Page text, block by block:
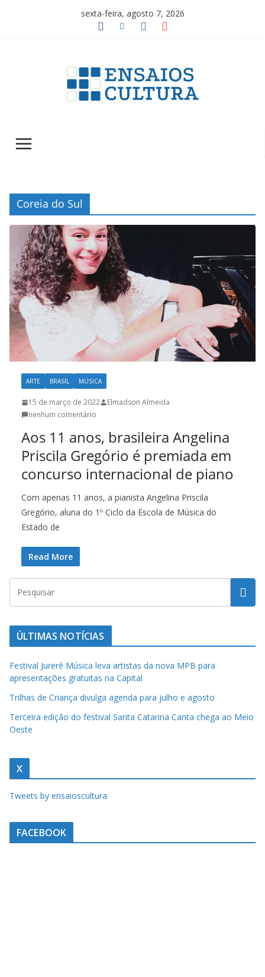
sexta-feira, agosto 7, 2026
a
d
a
c
u
l
t
u
c
a
t
a
n
e
s
e
u
l
i
q
e
Coreia do Sul
ARTE BRASIL MÚSICA
15 de março de 2022
Elmadson Almeida
nenhum comentário
Aos 11 anos, brasileira Angelina
Priscila Gregório é premiada em
concurso internacional de piano
Com apenas 11 anos, a pianista Angelina Priscila
Gregório, aluna do 1º Ciclo da Escola de Música do
Estado de
Read More
ÚLTIMAS NOTÍCIAS
Festival Jurerê Música leva artistas da nova MPB para
apresentações gratuitas na Capital
Trilhas de Criança divulga agenda para julho e agosto
Terceira edição do festival Santa Catarina Canta chega ao Meio
Oeste
X
Tweets by ensaioscultura
FACEBOOK